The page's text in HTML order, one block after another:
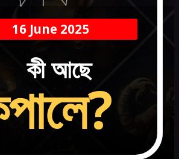
কী আছে
16 June 2025